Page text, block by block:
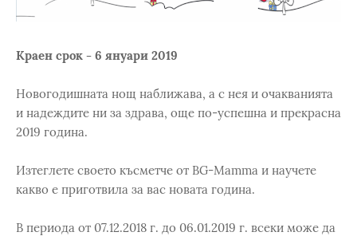
Краен срок - 6 януари 2019
Новогодишната нощ наближава, а с нея и очакванията
и надеждите ни за здрава, още по-успешна и прекрасна
2019 година.
Изтеглете своето късметче от BG-Mamma и научете
какво е приготвила за вас новата година.
В периода от 07.12.2018 г. до 06.01.2019 г. всеки може да